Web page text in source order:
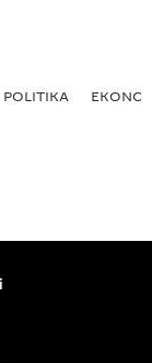
POLITIKA